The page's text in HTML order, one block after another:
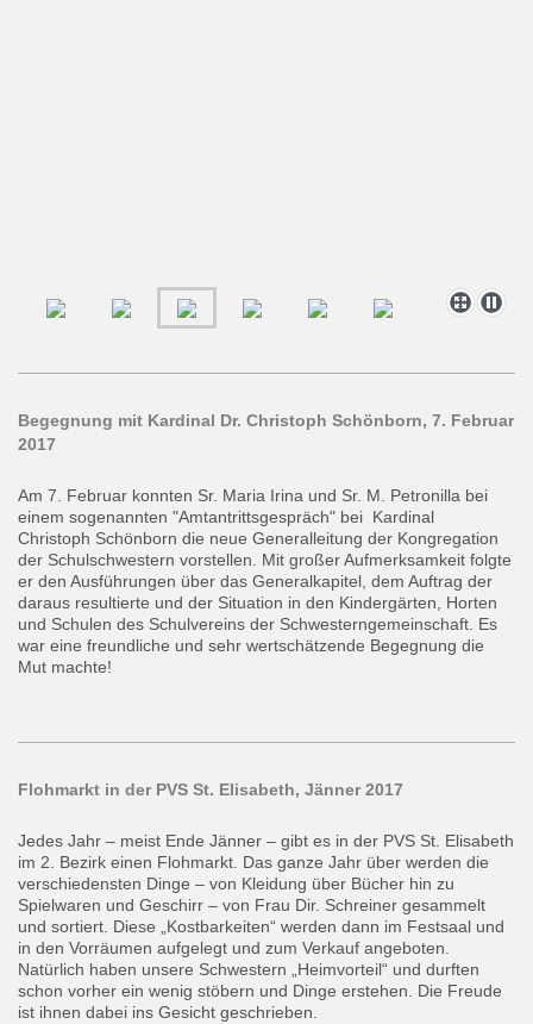
Begegnung mit Kardinal Dr. Christoph Schönborn, 7. Februar
2017
Am 7. Februar konnten Sr. Maria Irina und Sr. M. Petronilla bei
einem sogenannten "Amtantrittsgespräch" bei Kardinal
Christoph Schönborn die neue Generalleitung der Kongregation
der Schulschwestern vorstellen. Mit großer Aufmerksamkeit folgte
er den Ausführungen über das Generalkapitel, dem Auftrag der
daraus resultierte und der Situation in den Kindergärten, Horten
und Schulen des Schulvereins der Schwesterngemeinschaft. Es
war eine freundliche und sehr wertschätzende Begegnung die
Mut machte!
Flohmarkt in der PVS St. Elisabeth, Jänner 2017
Jedes Jahr – meist Ende Jänner – gibt es in der PVS St. Elisabeth
im 2. Bezirk einen Flohmarkt. Das ganze Jahr über werden die
verschiedensten Dinge – von Kleidung über Bücher hin zu
Spielwaren und Geschirr – von Frau Dir. Schreiner gesammelt
und sortiert. Diese „Kostbarkeiten“ werden dann im Festsaal und
in den Vorräumen aufgelegt und zum Verkauf angeboten.
Natürlich haben unsere Schwestern „Heimvorteil“ und durften
schon vorher ein wenig stöbern und Dinge erstehen. Die Freude
ist ihnen dabei ins Gesicht geschrieben.